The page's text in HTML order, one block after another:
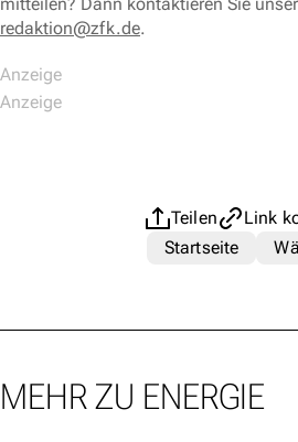
mitteilen? Dann kontaktieren Sie
redaktion@zfk.de.
Teilen
Link
Startseite
MEHR ZU ENERGIE